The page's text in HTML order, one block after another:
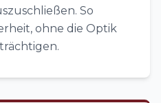
So
ohne die Optik